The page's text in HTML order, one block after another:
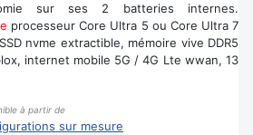
sur ses 2 batteries internes.
processeur Core Ultra 5 ou Core Ultra 7
nvme extractible, mémoire vive DDR5
internet mobile 5G / 4G Lte wwan, 13
à partir de
sur mesure